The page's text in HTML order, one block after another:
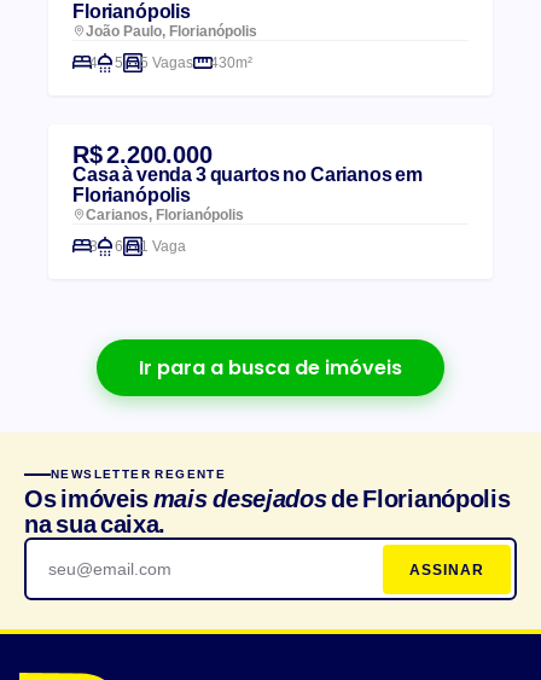
Florianópolis
João Paulo, Florianópolis
4
5 5 Vagas 430m²
R$ 2.200.000
Casa à venda 3 quartos no Carianos em
Florianópolis
Carianos, Florianópolis
3
6 1 Vaga
Ir para a busca de imóveis
NEWSLETTER REGENTE
Os imóveismais desejadosde Florianópolis
na sua caixa.
ASSINAR